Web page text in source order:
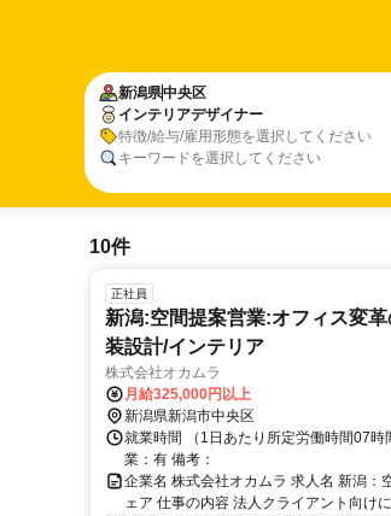
新潟県中央区
インテリアデザイナー
特徴/給与/雇用形態を選択してください
キーワードを選択してください
10件
正社員
新潟:空間提案営業:オフィス変
装設計/インテリア
株式会社オカムラ
月給325,000円以上
新潟県新潟市中央区
就業時間 （1日あたり所定労働時間07
業：有 備考：
企業名 株式会社オカムラ 求人名 新潟：
ェア 仕事の内容 法人クライアント向け